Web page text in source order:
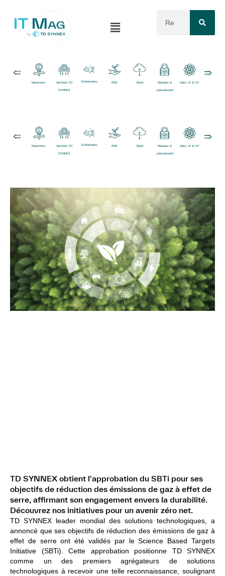
Newsroom Services TD
SYNNEX
Événements RSE Cloud Réseaux &
cybersécurité
Data, IA & IoT
Newsroom Services TD
SYNNEX
Événements RSE Cloud Réseaux &
cybersécurité
Data, IA & IoT
TD SYNNEX obtient l'approbation du SBTi pour ses
objectifs de réduction des émissions de gaz à effet de
serre, affirmant son engagement envers la durabilité.
Découvrez nos initiatives pour un avenir zéro net.
TD SYNNEX leader mondial des solutions technologiques, a
annoncé que ses objectifs de réduction des émissions de gaz à
effet de serre ont été validés par le Science Based Targets
Initiative (SBTi). Cette approbation positionne TD SYNNEX
comme un des premiers agrégateurs de solutions
technologiques à recevoir une telle reconnaissance, soulignant